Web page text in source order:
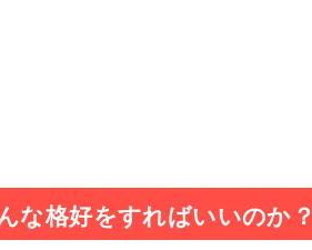
な格好をすればいいのか？